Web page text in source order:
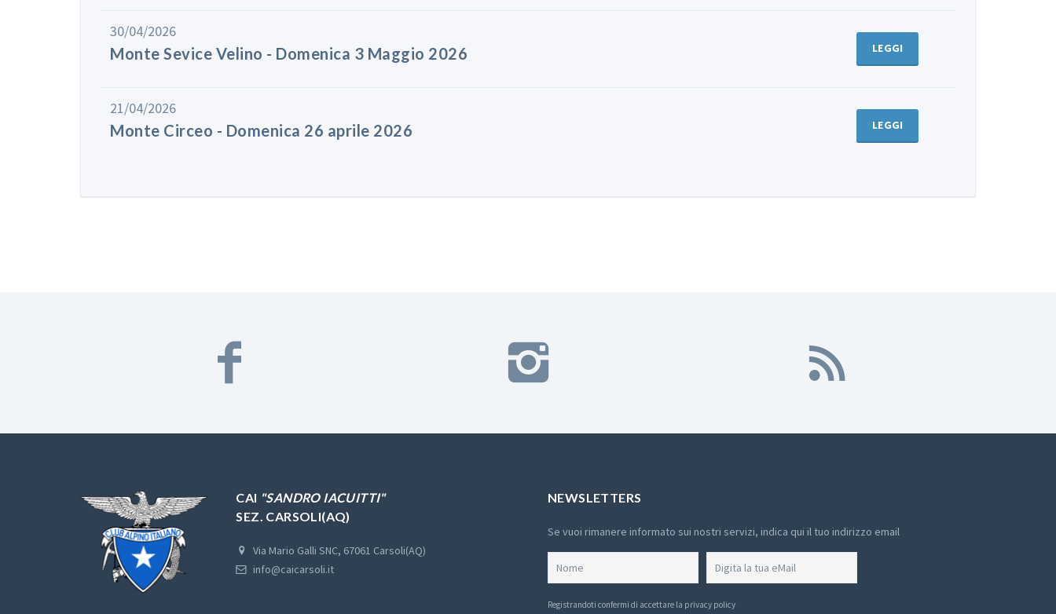
30/04/2026
Monte Sevice Velino - Domenica 3 Maggio 2026 LEGGI
21/04/2026
Monte Circeo - Domenica 26 aprile 2026 LEGGI
CAI "SANDRO IACUITTI"
SEZ. CARSOLI(AQ)
Via Mario Galli SNC, 67061 Carsoli(AQ)
info@caicarsoli.it
NEWSLETTERS
Se vuoi rimanere informato sui nostri servizi, indica qui il tuo indirizzo email
Registrandoti confermi di accettare la privacy policy